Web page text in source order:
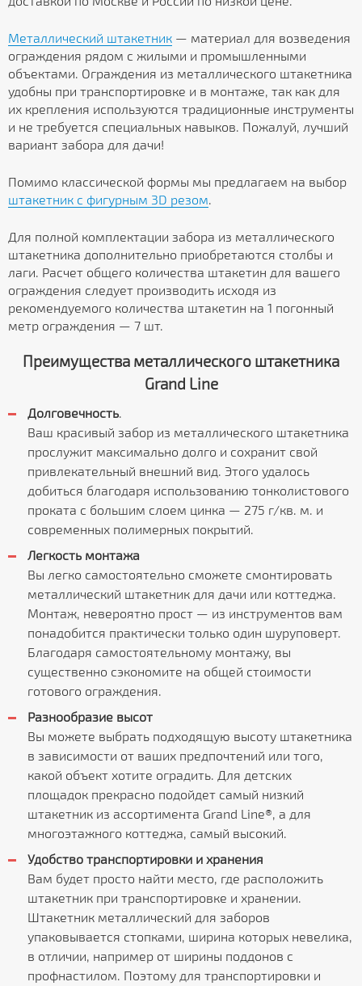
Металлический штакетник — материал для возведения
ограждения рядом с жилыми и промышленными
объектами. Ограждения из металлического штакетника
удобны при транспортировке и в монтаже, так как для
их крепления используются традиционные инструменты
и не требуется специальных навыков. Пожалуй, лучший
вариант забора для дачи!
Помимо классической формы мы предлагаем на выбор
штакетник с фигурным 3D резом.
Для полной комплектации забора из металлического
штакетника дополнительно приобретаются столбы и
лаги. Расчет общего количества штакетин для вашего
ограждения следует производить исходя из
рекомендуемого количества штакетин на 1 погонный
метр ограждения — 7 шт.
Преимущества металлического штакетника
Grand Line
Долговечность.
Ваш красивый забор из металлического штакетника
прослужит максимально долго и сохранит свой
привлекательный внешний вид. Этого удалось
добиться благодаря использованию тонколистового
проката с большим слоем цинка — 275 г/кв. м. и
современных полимерных покрытий.
Легкость монтажа
Вы легко самостоятельно сможете смонтировать
металлический штакетник для дачи или коттеджа.
Монтаж, невероятно прост — из инструментов вам
понадобится практически только один шуруповерт.
Благодаря самостоятельному монтажу, вы
существенно сэкономите на общей стоимости
готового ограждения.
Разнообразие высот
Вы можете выбрать подходящую высоту штакетника
в зависимости от ваших предпочтений или того,
какой объект хотите оградить. Для детских
площадок прекрасно подойдет самый низкий
штакетник из ассортимента Grand Line®, а для
многоэтажного коттеджа, самый высокий.
Удобство транспортировки и хранения
Вам будет просто найти место, где расположить
штакетник при транспортировке и хранении.
Штакетник металлический для заборов
упаковывается стопками, ширина которых невелика,
в отличии, например от ширины поддонов с
профнастилом. Поэтому для транспортировки и